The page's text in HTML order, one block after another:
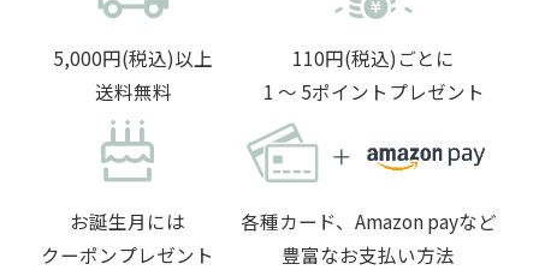
5,000円(税込)以上
送料無料
110円(税込)ごとに
1 〜 5ポイントプレゼント
お誕生月には
クーポンプレゼント
各種カード、Amazon payなど
豊富なお支払い方法